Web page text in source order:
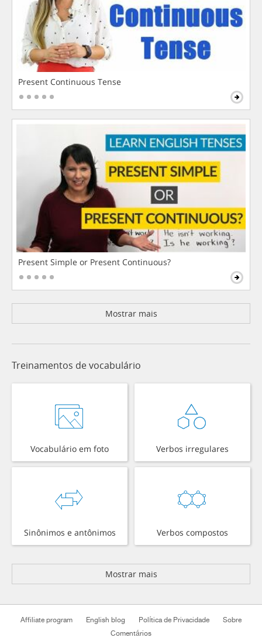
Present Continuous Tense
Present Simple or Present Continuous?
Mostrar mais
Treinamentos de vocabulário
Vocabulário em foto Verbos irregulares
Sinônimos e antônimos Verbos compostos
Mostrar mais
Affiliate program English blog Política de Privacidade
Sobre
Comentários